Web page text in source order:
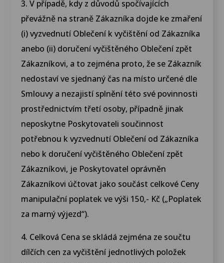
3. V případě, kdy z důvodů spočívajících
převážně na straně Zákazníka dojde ke zmaření
(i) vyzvednutí Oblečení k vyčištění od Zákazníka
anebo (ii) doručení vyčištěného Oblečení zpět
Zákazníkovi, a to zejména proto, že se Zákazník
nedostaví ve sjednaný čas na místo určené dle
Smlouvy a nezajistí splnění této své povinnosti
prostřednictvím třetí osoby, případně jinak
neposkytne Poskytovateli součinnost
potřebnou k vyzvednutí Oblečení od Zákazníka
nebo k doručení vyčištěného Oblečení zpět
Zákazníkovi, je Poskytovatel oprávněn
Zákazníkovi účtovat jako součást celkové Ceny
manipulační poplatek ve výši 150,- Kč („Poplatek
za marný výjezd“).
4. Celková Cena se skládá zejména ze součtu
dílčích cen za vyčištění jednotlivých položek